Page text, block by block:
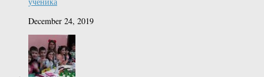
December 24, 2019